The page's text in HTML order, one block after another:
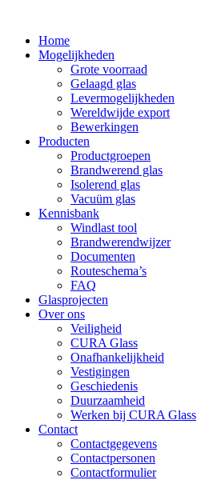
Home
Mogelijkheden
Grote voorraad
Gelaagd glas
Levermogelijkheden
Wereldwijde export
Bewerkingen
Producten
Productgroepen
Brandwerend glas
Isolerend glas
Vacuüm glas
Kennisbank
Windlast tool
Brandwerendwijzer
Documenten
Routeschema’s
FAQ
Glasprojecten
Over ons
Veiligheid
CURA Glass
Onafhankelijkheid
Vestigingen
Geschiedenis
Duurzaamheid
Werken bij CURA Glass
Contact
Contactgegevens
Contactpersonen
Contactformulier